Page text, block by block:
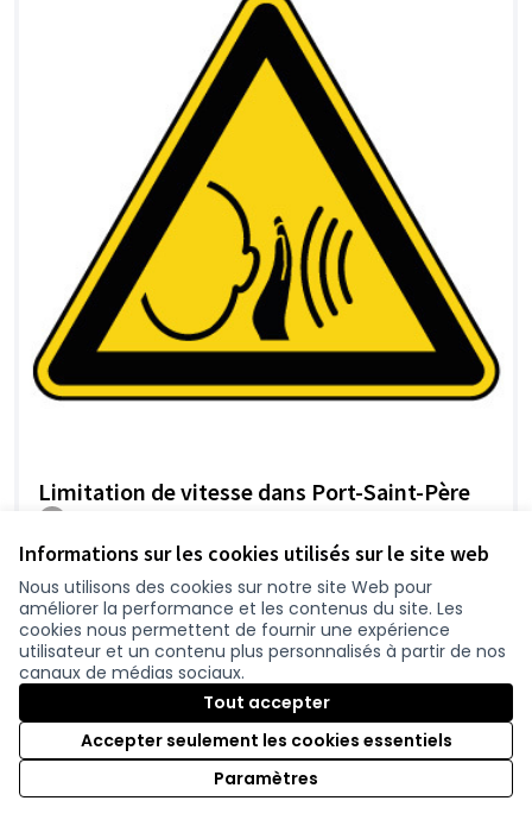
Informations sur les cookies utilisés sur le site web
Nous utilisons des cookies sur notre site Web pour
améliorer la performance et les contenus du site. Les
cookies nous permettent de fournir une expérience
utilisateur et un contenu plus personnalisés à partir de nos
canaux de médias sociaux.
Tout accepter
Accepter seulement les cookies essentiels
Paramètres
Limitation de vitesse dans Port-Saint-Père
Résultats par page :
1 2 3
Voir toutes les contributions retirées